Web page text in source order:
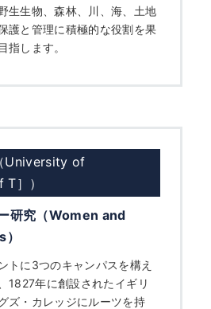
生生物、森林、川、海、土地
護と管理に積極的な役割を果
指します。
University of
］）
研究（Women and
トに3つのキャンパスを構え
1827年に創設されたイギリ
ズ・カレッジにルーツを持